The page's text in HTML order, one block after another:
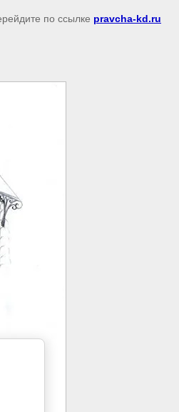
по ссылке pravcha-kd.ru